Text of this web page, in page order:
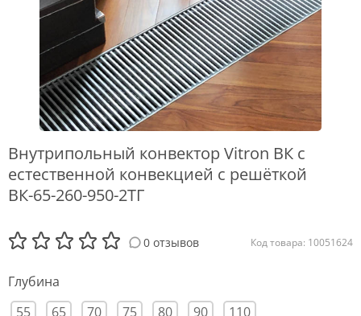
Внутрипольный конвектор Vitron ВК с
естественной конвекцией с решёткой
ВК-65-260-950-2ТГ
0 отзывов Код товара: 10051624
Глубина
55
65 70 75 80 90
110